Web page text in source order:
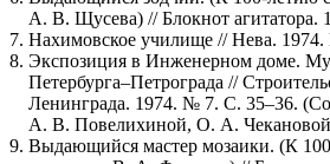
А. В. Щусева) // Блокнот агитатора.
Нахимовское училище // Нева.
Экспозиция в Инженерном доме.
Петербурга–Петрограда //
Ленинграда. 1974. № 7. С. 35–36.
А. В. Повелихиной, О. А.
Выдающийся мастер мозаики. (К